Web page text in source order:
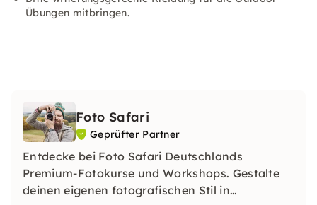
Übungen mitbringen.
Foto Safari
Geprüfter Partner
Entdecke bei Foto Safari Deutschlands
Premium-Fotokurse und Workshops. Gestalte
deinen eigenen fotografischen Stil in